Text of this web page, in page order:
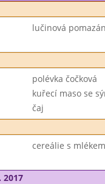
lučinová
polévka čočková
kuřecí maso se
čaj
cereálie s
2017